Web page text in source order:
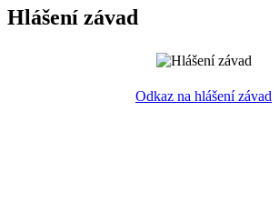
Hlášení závad
Odkaz na hlášení závad